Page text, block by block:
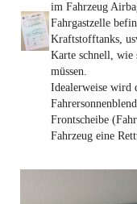
im Fahrzeug
Fahrgastzelle
Kraftstofftanks,
Karte schnell, wie
müssen.
Idealerweise wird
Frontscheibe
Fahrzeug eine